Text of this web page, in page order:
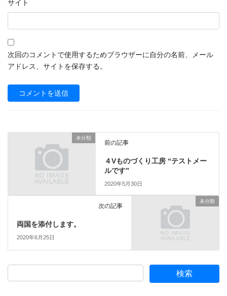
サイト
次回のコメントで使用するためブラウザーに自分の名前、メール
アドレス、サイトを保存する。
未分類
前の記事
４Vものづくり工房 “テストメー
ルです”
2020年5月30日
未分類
次の記事
両国を添付します。
2020年6月25日